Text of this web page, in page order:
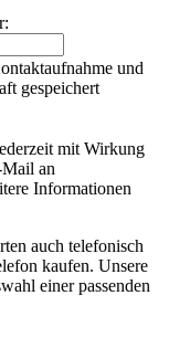
und
gespeichert
mit Wirkung
an
Informationen
auch telefonisch
kaufen. Unsere
einer passenden